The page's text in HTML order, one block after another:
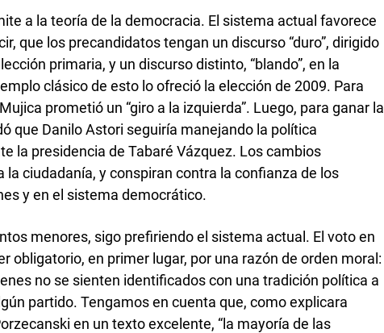
a la teoría de la democracia. El sistema actual favorece
que los precandidatos tengan un discurso “duro”, dirigido
primaria, y un discurso distinto, “blando”, en la
clásico de esto lo ofreció la elección de 2009. Para
prometió un “giro a la izquierda”. Luego, para ganar la
que Danilo Astori seguiría manejando la política
la presidencia de Tabaré Vázquez. Los cambios
la ciudadanía, y conspiran contra la confianza de los
y en el sistema democrático.
menores, sigo prefiriendo el sistema actual. El voto en
obligatorio, en primer lugar, por una razón de orden moral:
no se sienten identificados con una tradición política a
partido. Tengamos en cuenta que, como explicara
en un texto excelente, “la mayoría de las